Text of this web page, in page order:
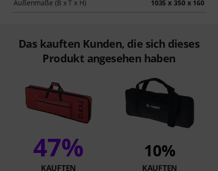
Außenmaße (B x T x H) 1035 x 350 x 160
Das kauften Kunden, die sich dieses
Produkt angesehen haben
47%
KAUFTEN
10%
KAUFTEN